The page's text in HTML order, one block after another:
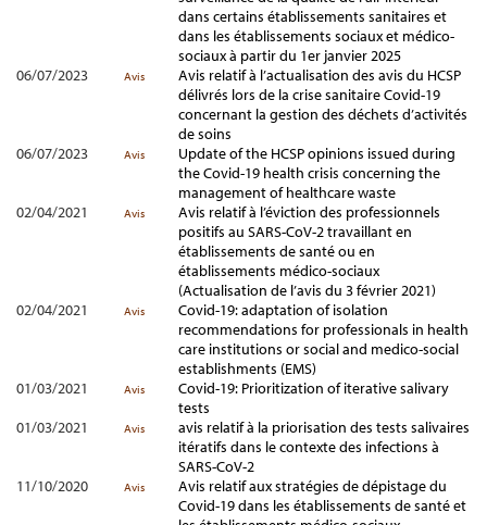
dans certains établissements sanitaires et
dans les établissements sociaux et médico-
sociaux à partir du 1er janvier 2025
06/07/2023
Avis
Avis relatif à l’actualisation des avis du HCSP
délivrés lors de la crise sanitaire Covid-19
concernant la gestion des déchets d’activités
de soins
06/07/2023
Avis
Update of the HCSP opinions issued during
the Covid-19 health crisis concerning the
management of healthcare waste
02/04/2021
Avis
Avis relatif à l’éviction des professionnels
positifs au SARS-CoV-2 travaillant en
établissements de santé ou en
établissements médico-sociaux
(Actualisation de l’avis du 3 février 2021)
02/04/2021
Avis
Covid-19: adaptation of isolation
recommendations for professionals in health
care institutions or social and medico-social
establishments (EMS)
01/03/2021
Avis
Covid-19: Prioritization of iterative salivary
tests
01/03/2021
Avis
avis relatif à la priorisation des tests salivaires
itératifs dans le contexte des infections à
SARS-CoV-2
11/10/2020
Avis
Avis relatif aux stratégies de dépistage du
Covid-19 dans les établissements de santé et